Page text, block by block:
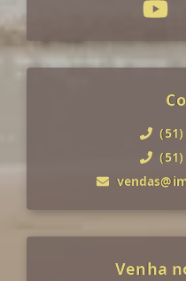
Venha